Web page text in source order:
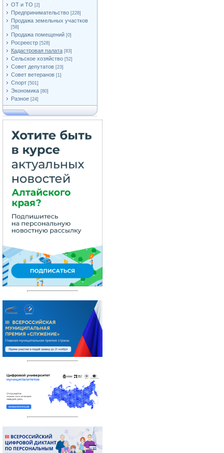
ОТ и ТО [2]
Предпринимательство [228]
Продажа земельных участков
[58]
Продажа помещений [0]
Росреестр [528]
Кадастровая палата [83]
Сельское хозяйство [52]
Совет депутатов [23]
Совет ветеранов [1]
Спорт [501]
Экономика [80]
Разное [24]